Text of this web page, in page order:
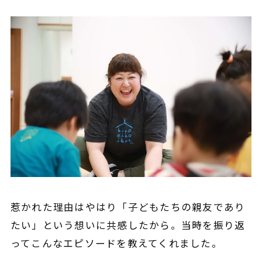
惹かれた理由はやはり「子どもたちの親友であり
たい」という想いに共感したから。当時を振り返
ってこんなエピソードを教えてくれました。